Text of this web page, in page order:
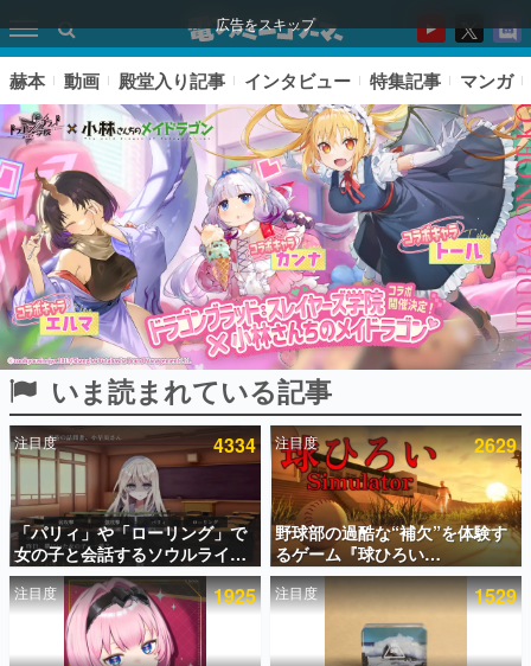
広告をスキップ
ピックアップ
電ファミのいま読まれている記事ランキング
アプリセール情報
インタビュー
連載・特集一覧
赫本 動画 殿堂入り記事 インタビュー 特集記事 マンガ
いま読まれている記事
注目度 4334
「パリィ」や「ローリング」で
女の子と会話するソウルライク
恋愛ゲーム『小早川さんはソウ
ルライク』無料公開。返事に失
敗すると「YOU DIED」
注目度 2629
野球部の過酷な“補欠”を体験す
るゲーム『球ひろい
Simulator』が「1件」のウィッ
シュリストをもとにチェコ語に
対応しSNSで話題に。『キング
ダム・カム』開発元やチェコの
プロ野球選手から称賛の声
注目度 1925 注目度 1529